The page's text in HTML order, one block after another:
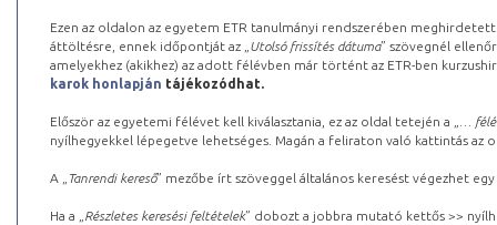
Ezen az oldalon az egyetem ETR tanulmányi rendszerében
áttöltésre, ennek időpontját az „ Utolsó frissítés dátuma” szövegnél
amelyekhez (akikhez) az adott félévben már történt az ETR-ben
karok honlapján tájékozódhat.
Először az egyetemi félévet kell kiválasztania, ez az oldal tetején a „
…
nyílhegyekkel lépegetve lehetséges. Magán a feliraton való kattintás az
A „ Tanrendi kereső” mezőbe írt szöveggel általános keresést végezhet
Ha a „ Részletes keresési feltételek” dobozt a jobbra mutató kettős >>